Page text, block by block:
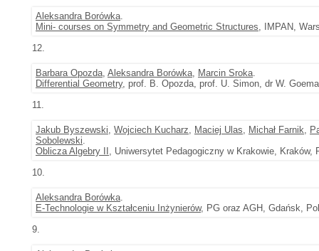
Aleksandra Borówka.
Mini- courses on Symmetry and Geometric Structures, IMPAN,
12.
Barbara Opozda, Aleksandra Borówka, Marcin Sroka.
Differential Geometry, prof. B. Opozda, prof. U. Simon, dr W.
11.
Jakub Byszewski, Wojciech Kucharz, Maciej Ulas, Michał Farnik,
Sobolewski.
Oblicza Algebry II , Uniwersytet Pedagogiczny w Krakowie, Kraków,
10.
Aleksandra Borówka.
E-Technologie w Kształceniu Inżynierów, PG oraz AGH, Gdańsk,
9.